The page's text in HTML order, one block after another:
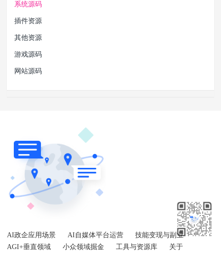
系统源码
插件资源
其他资源
游戏源码
网站源码
AI政企应用场景 AI自媒体平台运营
技能变现与副业
AGI+垂直领域
小众领域掘金 工具与资源库 关于